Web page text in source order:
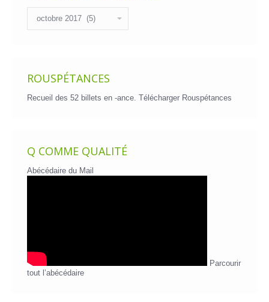
des
billets
ROUSPÉTANCES
Recueil des 52 billets en -ance. Télécharger Rouspétances
Q COMME QUALITÉ
Abécédaire du Mail
Parcourir
tout l’abécédaire